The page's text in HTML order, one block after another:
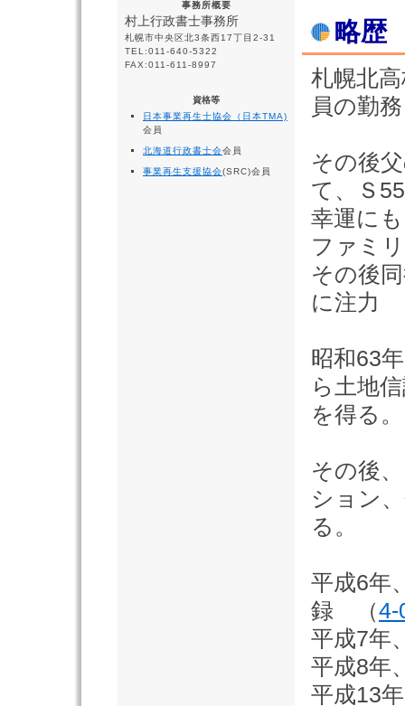
事務所概要
村上行政書士事務所
札幌市中央区北3条西17丁目2-31
TEL:011-640-5322
FAX:011-611-8997
資格等
日本事業再生士協会（日本TMA)
会員
北海道行政書士会会員
事業再生支援協会(SRC)会員
略歴
札幌北
員の勤
その後
て、Ｓ
幸運に
ファミ
その後
に注力
昭和63
ら土地
を得る。
その後
ション
る。
平成6年
録 （4-
平成7年
平成8年
平成13